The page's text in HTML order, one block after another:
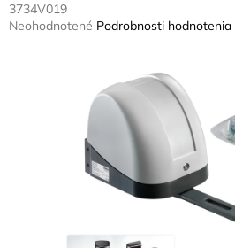
3734V019
Priemerné
Neohodnotené Podrobnosti hodnotenia